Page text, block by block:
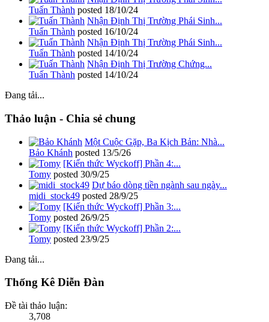
Tuấn Thành posted 18/10/24
Nhận Định Thị Trường Phái Sinh...
Tuấn Thành posted 16/10/24
Nhận Định Thị Trường Phái Sinh...
Tuấn Thành posted 14/10/24
Nhận Định Thị Trường Chứng...
Tuấn Thành posted 14/10/24
Đang tải...
Thảo luận - Chia sẻ chung
Một Cuộc Gặp, Ba Kịch Bản: Nhà...
Bảo Khánh posted 13/5/26
[Kiến thức Wyckoff] Phần 4:...
Tomy posted 30/9/25
Dự báo dòng tiền ngành sau ngày...
midi_stock49 posted 28/9/25
[Kiến thức Wyckoff] Phần 3:...
Tomy posted 26/9/25
[Kiến thức Wyckoff] Phần 2:...
Tomy posted 23/9/25
Đang tải...
Thống Kê Diễn Đàn
Đề tài thảo luận:
3,708